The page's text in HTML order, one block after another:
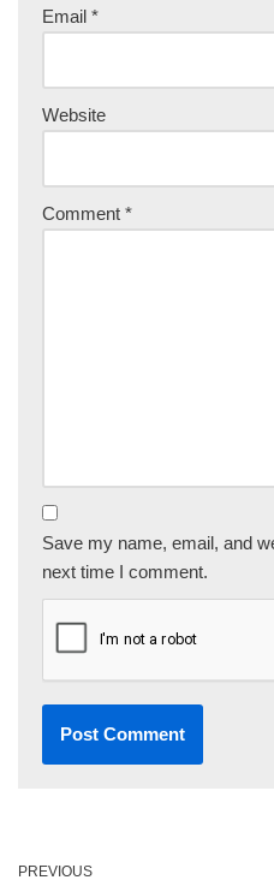
Email *
Website
Comment *
Save my name, email, and
next time I comment.
PREVIOUS